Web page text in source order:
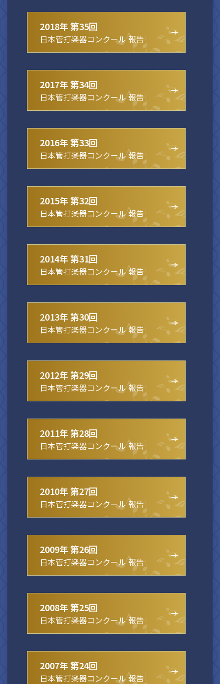
2018年 第35回
日本管打楽器コンクール 報告
2017年 第34回
日本管打楽器コンクール 報告
2016年 第33回
日本管打楽器コンクール 報告
2015年 第32回
日本管打楽器コンクール 報告
2014年 第31回
日本管打楽器コンクール 報告
2013年 第30回
日本管打楽器コンクール 報告
2012年 第29回
日本管打楽器コンクール 報告
2011年 第28回
日本管打楽器コンクール 報告
2010年 第27回
日本管打楽器コンクール 報告
2009年 第26回
日本管打楽器コンクール 報告
2008年 第25回
日本管打楽器コンクール 報告
2007年 第24回
日本管打楽器コンクール 報告